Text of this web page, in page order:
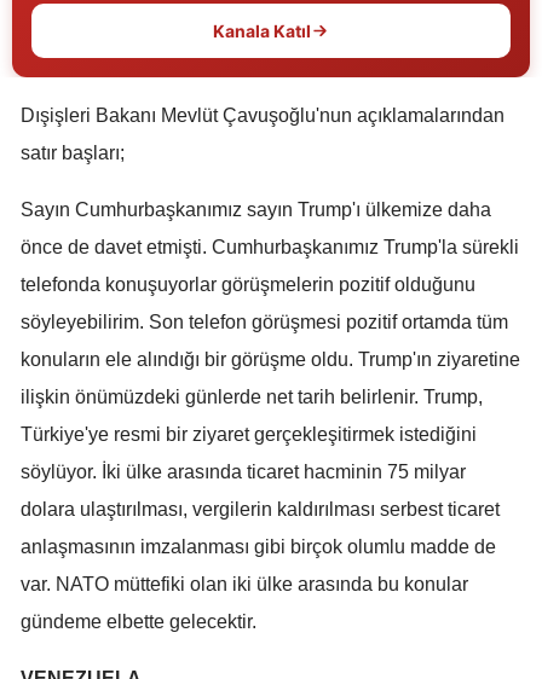
Erzurum
Eskişehir
Giresun
Gümüşhane
Hakkari
Hatay
Mersin
İstanbul
İzmir
Kanala Katıl
Dışişleri Bakanı Mevlüt Çavuşoğlu'nun açıklamalarından
satır başları;
Sayın Cumhurbaşkanımız sayın Trump'ı ülkemize daha
önce de davet etmişti. Cumhurbaşkanımız Trump'la sürekli
telefonda konuşuyorlar görüşmelerin pozitif olduğunu
söyleyebilirim. Son telefon görüşmesi pozitif ortamda tüm
konuların ele alındığı bir görüşme oldu. Trump'ın ziyaretine
ilişkin önümüzdeki günlerde net tarih belirlenir. Trump,
Türkiye'ye resmi bir ziyaret gerçekleşitirmek istediğini
söylüyor. İki ülke arasında ticaret hacminin 75 milyar
dolara ulaştırılması, vergilerin kaldırılması serbest ticaret
anlaşmasının imzalanması gibi birçok olumlu madde de
var. NATO müttefiki olan iki ülke arasında bu konular
gündeme elbette gelecektir.